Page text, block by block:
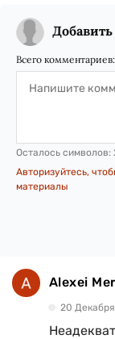
Всего комментариев:
Осталось символов:
Авторизуйтесь,
материалы
Alexei
20